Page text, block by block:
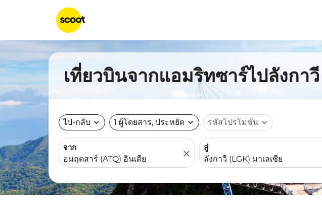
เที่ยวบินจากแอมริทซาร์ไปลังกา
ไป-กลับ expand_more 1 ผู้โดยสาร, ประหยัด expand_more รหัสโปรโมชั่น expand_more
จาก
close
สู่